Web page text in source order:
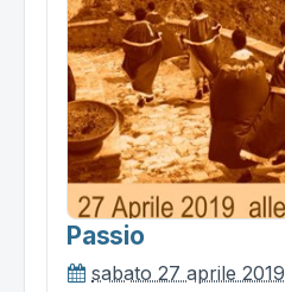
Passio
sabato 27 aprile 2019